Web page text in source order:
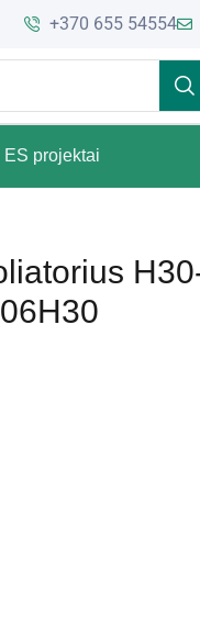
+370 655 54554
ES projektai